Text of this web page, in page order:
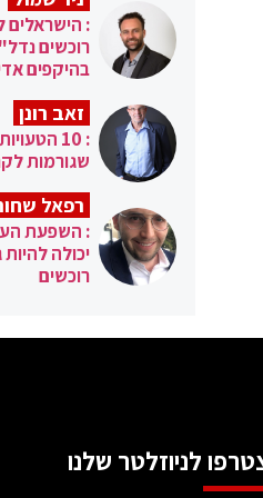
: הישראלים
רוכשים
בהיקפים
זאב רונן
: 10
שגורמות
רפאל
: השפעת
יכולה
רוכשים
לניוזלטר שלנו